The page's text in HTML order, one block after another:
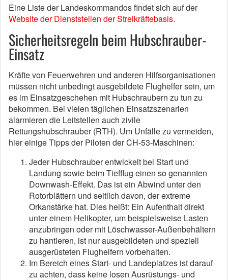
Eine Liste der Landeskommandos findet sich auf der
Website der Dienststellen der Streikräftebasis.
Sicherheitsregeln beim Hubschrauber-
Einsatz
Kräfte von Feuerwehren und anderen Hilfsorganisationen
müssen nicht unbedingt ausgebildete Flughelfer sein, um
es im Einsatzgeschehen mit Hubschraubern zu tun zu
bekommen. Bei vielen täglichen Einsatzszenarien
alarmieren die Leitstellen auch zivile
Rettungshubschrauber (RTH). Um Unfälle zu vermeiden,
hier einige Tipps der Piloten der CH-53-Maschinen:
Jeder Hubschrauber entwickelt bei Start und
Landung sowie beim Tiefflug einen so genannten
Downwash-Effekt. Das ist ein Abwind unter den
Rotorblättern und seitlich davon, der extreme
Orkanstärke hat. Dies heißt: Ein Aufenthalt direkt
unter einem Helikopter, um beispielsweise Lasten
anzubringen oder mit Löschwasser-Außenbehältern
zu hantieren, ist nur ausgebildeten und speziell
ausgerüsteten Flughelfern vorbehalten.
Im Bereich eines Start- und Landeplatzes ist darauf
zu achten, dass keine losen Ausrüstungs- und